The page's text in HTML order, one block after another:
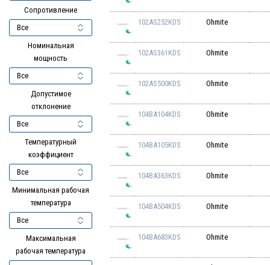
Сопротивление
Номинальная
мощность
Допустимое
отклонение
Температурный
коэффициент
Минимальная рабочая
температура
Максимальная
рабочая температура
102AS252KDS Ohmite
102AS361KDS Ohmite
102AS500KDS Ohmite
104BA104KDS Ohmite
104BA105KDS Ohmite
104BA363KDS Ohmite
104BA504KDS Ohmite
104BA683KDS Ohmite